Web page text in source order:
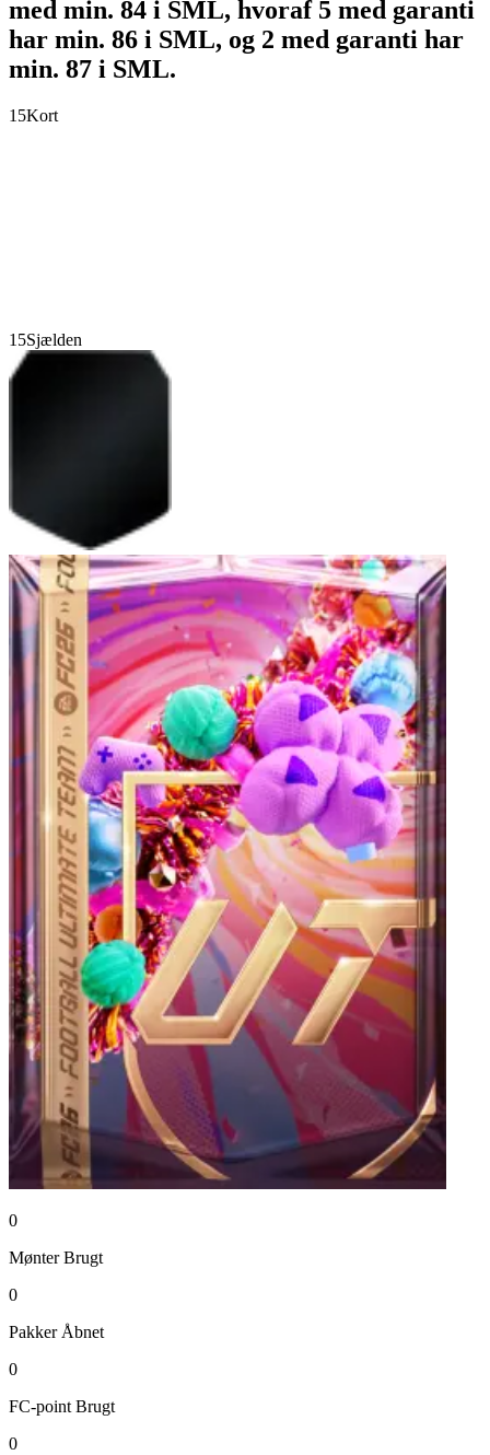
med min. 84 i SML, hvoraf 5 med garanti
har min. 86 i SML, og 2 med garanti har
min. 87 i SML.
15Kort
15Sjælden
0
Mønter Brugt
0
Pakker Åbnet
0
FC-point Brugt
0